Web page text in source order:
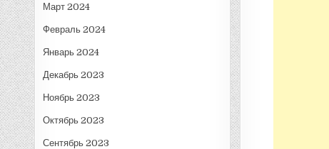
Март 2024
Февраль 2024
Январь 2024
Декабрь 2023
Ноябрь 2023
Октябрь 2023
Сентябрь 2023